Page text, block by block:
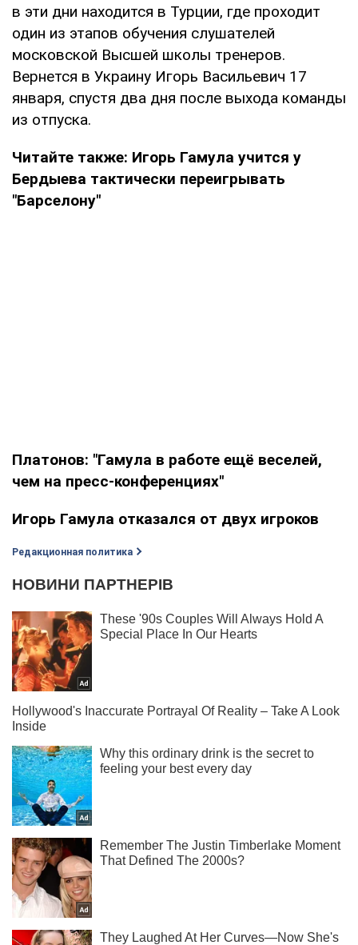
в эти дни находит­ся в Турции, где проходит
один из этапов обучения слушателей
московской Высшей школы тренеров.
Вернется в Украину Игорь Васильевич 17
января, спустя два дня после выхода команды
из отпуска.
Читайте также: Игорь Гамула учится у
Бердыева тактически переигрывать
"Барселону"
Платонов: "Гамула в работе ещё веселей,
чем на пресс-конференциях"
Игорь Гамула отказался от двух игроков
Редакционная политика